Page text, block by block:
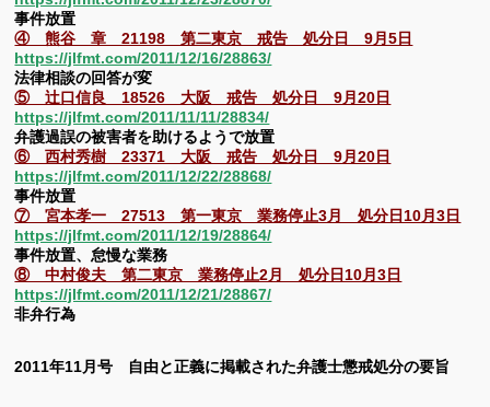
事件放置
④ 熊谷 章 21198 第二東京 戒告 処分日 9月5日
https://jlfmt.com/2011/12/16/28863/
法律相談の回答が変
⑤ 辻口信良 18526 大阪 戒告 処分日 9月20日
https://jlfmt.com/2011/11/11/28834/
弁護過誤の被害者を助けるようで放置
⑥ 西村秀樹 23371 大阪 戒告 処分日 9月20日
https://jlfmt.com/2011/12/22/28868/
事件放置
⑦ 宮本孝一 27513 第一東京 業務停止3月 処分日10月3日
https://jlfmt.com/2011/12/19/28864/
事件放置、怠慢な業務
⑧ 中村俊夫 第二東京 業務停止2月 処分日10月3日
https://jlfmt.com/2011/12/21/28867/
非弁行為
2011年11月号 自由と正義に掲載された弁護士懲戒処分の要旨